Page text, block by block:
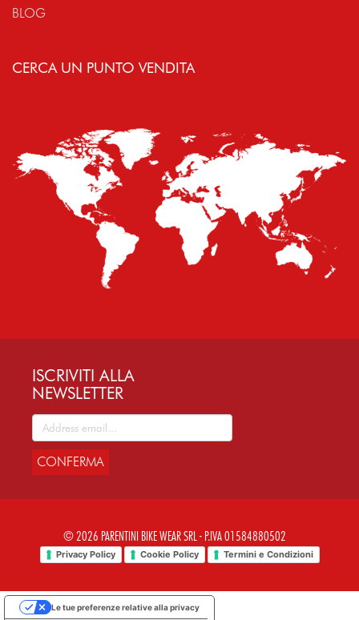
BLOG
CERCA UN PUNTO VENDITA
ISCRIVITI ALLA
NEWSLETTER
CONFERMA
© 2026 PARENTINI BIKE WEAR SRL - P.IVA 01584880502
Privacy Policy Cookie Policy Termini e Condizioni
Le tue preferenze relative alla privacy